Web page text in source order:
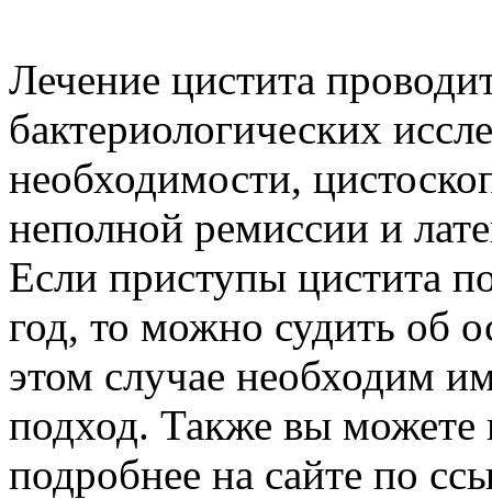
Лечение цистита
бактериологических
необходимости,
неполной ремиссии и
Если приступы цистита
год, то можно судить об
этом случае необходим
подход. Также вы можете
подробнее на сайте по